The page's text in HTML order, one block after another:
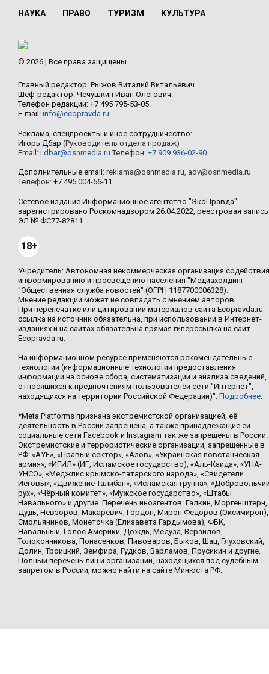
НАУКА ПРАВО ТУРИЗМ КУЛЬТУРА
© 2026 | Все права защищены
Главный редактор: Рыжов Виталий Витальевич
Шеф-редактор: Чечушкин Иван Олегович.
Телефон редакции: +7 495 795-53-05
E-mail: info@ecopravda.ru
Реклама, спецпроекты и иное сотрудничество:
Игорь Дбар (Руководитель отдела продаж)
Email: i.dbar@osnmedia.ru Телефон: +7 909 936-02-90
Дополнительные email: reklama@osnmedia.ru adv@osnmedia.ru
Телефон: +7 495 004-56-11
Сетевое издание Информационное агентство "ЭкоПравда"
зарегистрировано Роскомнадзором 26.04.2022, реестровая запись
ЭЛ № ФС77-82811.
18+
Учредитель: Автономная некоммерческая организация содействия
информированию и просвещению населения "Медиахолдинг
"Общественная служба новостей" (ОГРН 1187700006328).
Мнение редакции может не совпадать с мнением авторов.
При перепечатке или цитировании материалов сайта Ecopravda.ru
ссылка на источник обязательна, при использовании в Интернет-
изданиях и на сайтах обязательна прямая гиперссылка на сайт
Ecopravda.ru.
На информационном ресурсе применяются рекомендательные
технологии (информационные технологии предоставления
информации на основе сбора, систематизации и анализа сведений,
относящихся к предпочтениям пользователей сети "Интернет",
находящихся на территории Российской Федерации)". Подробнее
*Meta Platforms признана экстремистской организацией, её
деятельность в России запрещена, а также принадлежащие ей
социальные сети Facebook и Instagram так же запрещены в России.
Экстремистские и террористические организации, запрещенные в
РФ: «АУЕ», «Правый сектор», «Азов», «Украинская повстанческая
армия», «ИГИЛ» (ИГ, Исламское государство), «Аль-Каида», «УНА-
УНСО», «Меджлис крымско-татарского народа», «Свидетели
Иеговы», «Движение Талибан», «Исламская группа»,
рух», «Чёрный комитет», «Мужское государство», «Штабы
Навального» и другие. Перечень иноагентов: Галкин, Моргенштерн,
Дудь, Невзоров, Макаревич, Гордон, Мирон Фёдоров (Оксимирон),
Смольянинов, Монеточка (Елизавета Гардымова), ФБК,
Навальный, Голос Америки, Дождь, Медуза, Верзилов,
Толоконникова, Понасенков, Пивоваров, Быков, Шац, Глуховский,
Долин, Троицкий, Земфира, Гудков, Варламов, Прусикин и другие.
Полный перечень лиц и организаций, находящихся под судебным
запретом в России, можно найти на сайте Минюста РФ.